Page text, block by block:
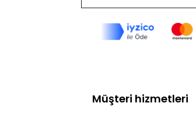
Müşteri hizmetleri